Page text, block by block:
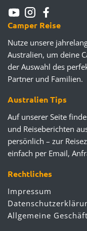
Camper Reise
Nutze unsere
Australien, um deine
der Auswahl des
Partner und Familien.
Australien Tips
Auf unserer Seite
und Reiseberichten
persönlich – zur
einfach per Email,
Rechtliches
Impressum
Allgemeine